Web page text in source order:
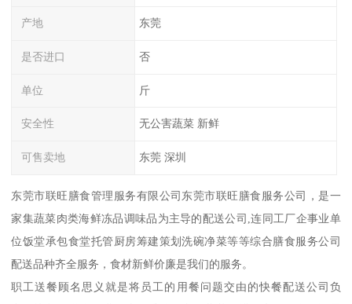
产地 东莞
是否进口 否
单位 斤
安全性 无公害蔬菜 新鲜
可售卖地 东莞 深圳
东莞市联旺膳食管理服务有限公司东莞市联旺膳食服务公司，是一
家集蔬菜肉类海鲜冻品调味品为主导的配送公司,连同工厂企事业单
位饭堂承包食堂托管厨房筹建策划洗碗净菜等等综合膳食服务公司
配送品种齐全服务，食材新鲜价廉是我们的服务。
职工送餐顾名思义就是将员工的用餐问题交由的快餐配送公司负